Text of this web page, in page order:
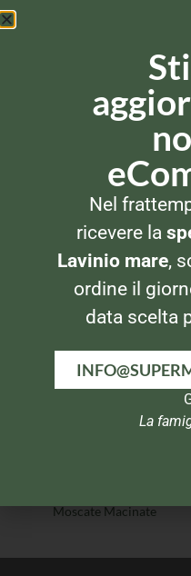
SPEZIE E AROMI
Cannamela Serie Oro
Cumino
Moscate Macinate
Nel
ricevere la
Lavinio mare,
ordine il
data scelta
La